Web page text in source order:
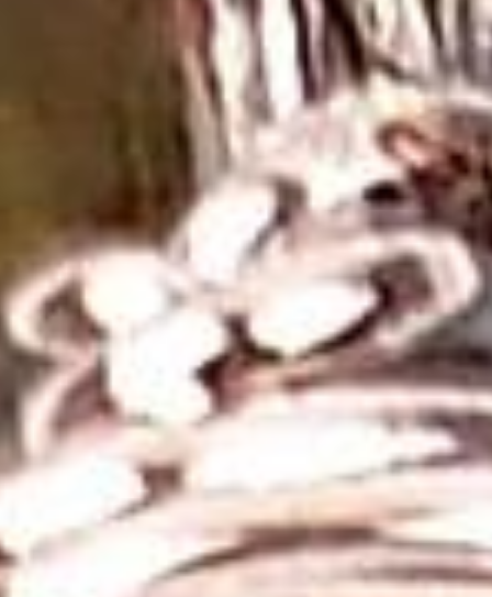
tasarımlar daha uygun fiyatlı olabilir. El yapımı kolyeler,
özel işçilik gerektirdiği için genellikle daha yüksek fiyatlıdır.
Ancak, taşın enerjisini en iyi şekilde yansıttığı düşünülen
doğal ve sertifikalı ürünleri tercih etmek önemlidir.
Rutil Kuvars Taşı Kolyenin Faydaları
Rutil kuvars taşının, güçlü enerji yoğunlaştırıcı ve ruhsal
iyileştirici özelliklere sahip olduğu düşünülmektedir. Bu
taşın, negatif enerjiyi temizleyerek kullanıcıya içsel huzur
sağladığı kabul edilir. Rutil kuvars taşı kolyenin sağladığı
düşünülen bazı faydalar şunlardır:
Enerji Güçlendirme:Rutil kuvars taşının, kişisel
enerjiyi artırdığı ve enerji akışını hızlandırdığı öne
sürülür. Özellikle enerji dengesini sağlamak ve negatif
enerjiden arınmak isteyenler için etkili bir taş olduğu
bilinmektedir.
Zihinsel Netlik:
Taşın, düşünceleri berraklaştırdığı ve
zihinsel odaklanmayı artırdığı kabul edilir. Bu nedenle,